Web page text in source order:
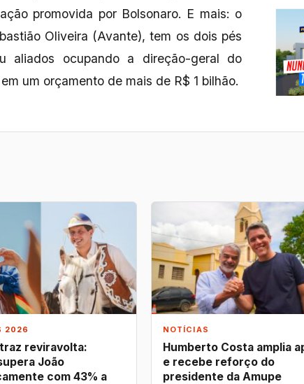
promovida por Bolsonaro. E mais: o
Oliveira (Avante), tem os dois pés
aliados ocupando a direção-geral do
um orçamento de mais de R$ 1 bilhão.
2026
reviravolta:
João
com 43% a
NOTÍCIAS
Humberto Costa amplia
e recebe reforço do
presidente da Amupe